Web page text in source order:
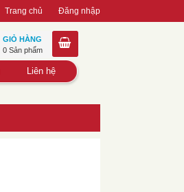
Trang chủ Đăng nhập
GIỎ HÀNG
0 Sản phẩm
Liên hệ